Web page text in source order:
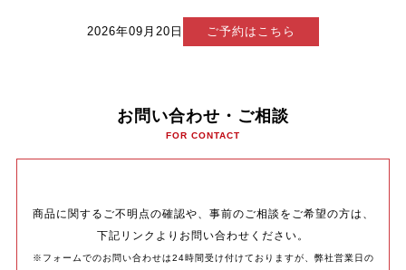
2026年09月20日 ご予約はこちら
お問い合わせ・ご相談
FOR CONTACT
商品に関するご不明点の確認や、事前のご相談をご希望の方は、
下記リンクよりお問い合わせください。
※フォームでのお問い合わせは24時間受け付けておりますが、弊社営業日の